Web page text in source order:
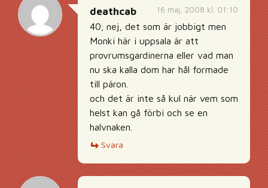
16 maj, 2008 kl. 01:10
deathcab
40; nej, det som är jobbigt men
Monki här i uppsala är att
provrumsgardinerna eller vad man
nu ska kalla dom har hål formade
till päron.
och det är inte så kul när vem som
helst kan gå förbi och se en
halvnaken.
Svara